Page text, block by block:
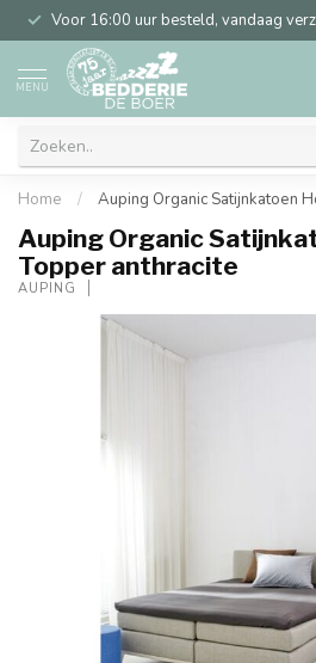
Voor 16:00 uur besteld, vandaag
MENU
Home / Auping Organic Satijnkatoen
Auping Organic
Topper anthracite
AUPING